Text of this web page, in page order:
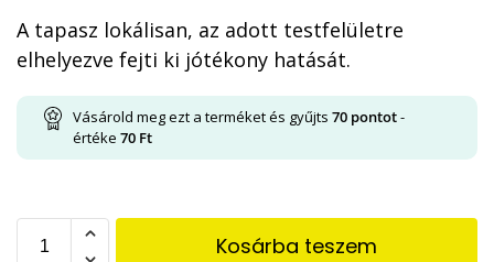
A tapasz lokálisan, az adott testfelületre
elhelyezve fejti ki jótékony hatását.
Vásárold meg ezt a terméket és gyűjts 70 pontot-
értéke 70 Ft
Kosárba teszem